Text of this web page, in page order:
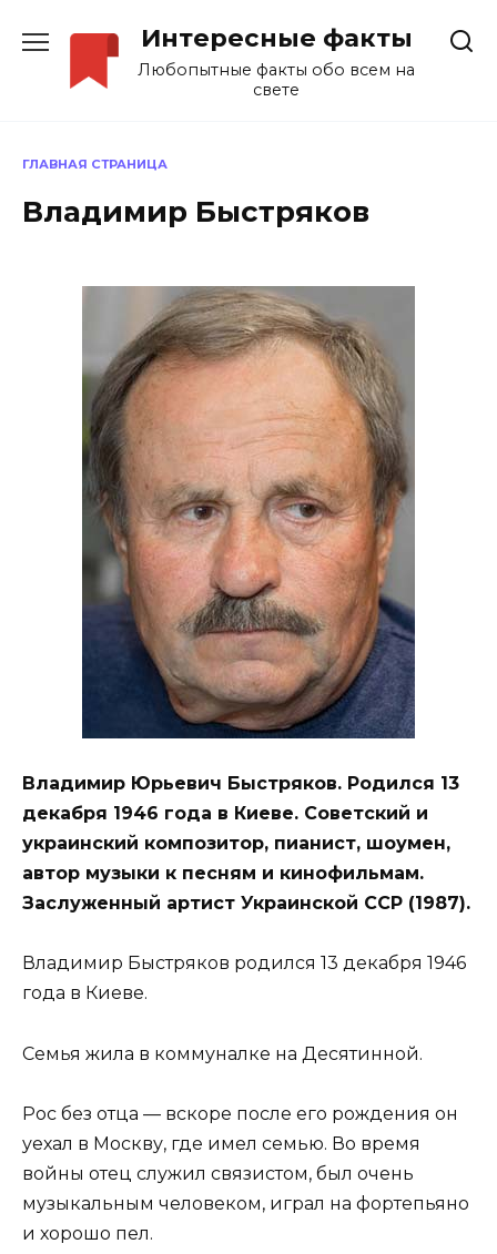
содержанию
Интересные факты
Любопытные факты обо всем на
свете
ГЛАВНАЯ СТРАНИЦА
Владимир Быстряков
Владимир Юрьевич Быстряков. Родился 13
декабря 1946 года в Киеве. Советский и
украинский композитор, пианист, шоумен,
автор музыки к песням и кинофильмам.
Заслуженный артист Украинской ССР (1987).
Владимир Быстряков родился 13 декабря 1946
года в Киеве.
Семья жила в коммуналке на Десятинной.
Рос без отца — вскоре после его рождения он
уехал в Москву, где имел семью. Во время
войны отец служил связистом, был очень
музыкальным человеком, играл на фортепьяно
и хорошо пел.